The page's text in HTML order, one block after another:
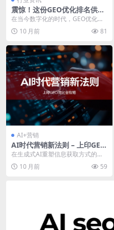
震惊！这份GEO优化排名供应
商排名，你千万不能错过！
在当今数字化的时代，GEO优化对
于企业提升线上可见性和精准触达
目标客户至关重要。...
10 月前 81
AI+营销
AI时代营销新法则 – 上印GEO
优化全攻略
在生成式AI重塑信息获取方式的今
天，企业营销正面临全新挑战。上
印GEO（生成引擎...
10 月前 59